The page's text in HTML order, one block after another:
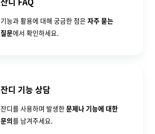
기능과 활용에 대해 궁금한 점은 자주 묻는
질문에서 확인하세요.
잔디 기능 상담
잔디를 사용하며 발생한문제나 기능에 대한
문의를 남겨주세요.